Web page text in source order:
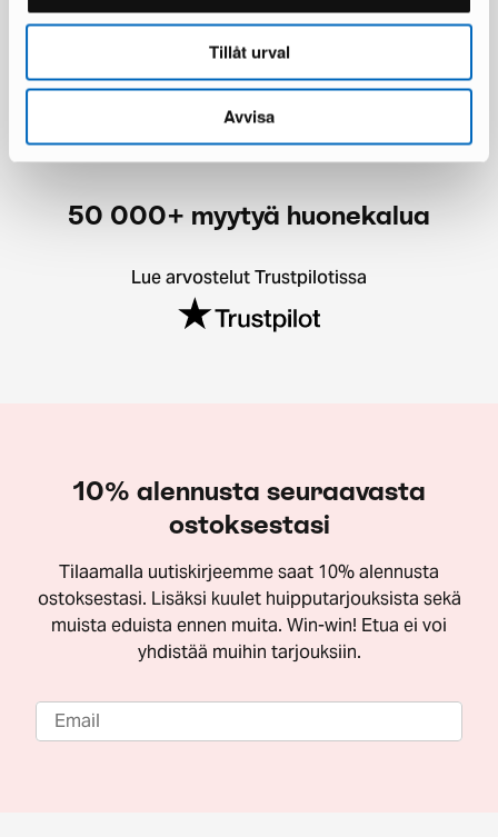
Tillåt urval
Avvisa
1 537 € 1 922 € 283 € 354 €
50 000+ myytyä huonekalua
Lue arvostelut Trustpilotissa
10% alennusta seuraavasta
ostoksestasi
Tilaamalla uutiskirjeemme saat 10% alennusta
ostoksestasi. Lisäksi kuulet huipputarjouksista sekä
muista eduista ennen muita. Win-win! Etua ei voi
yhdistää muihin tarjouksiin.